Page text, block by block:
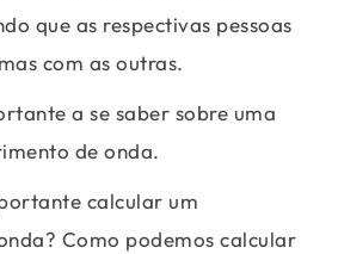
que as respectivas pessoas
com as outras.
a se saber sobre uma
de onda.
calcular um
Como podemos calcular